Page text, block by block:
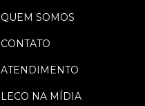
QUEM SOMOS
CONTATO
ATENDIMENTO
LECO NA MÍDIA